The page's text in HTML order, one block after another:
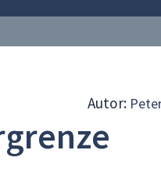
Autor: